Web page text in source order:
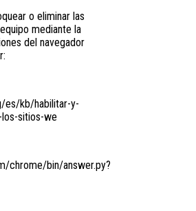
o eliminar las
mediante la
del navegador
es/kb/habilitar-y-
sitios-we
chrome/bin/answer.py?